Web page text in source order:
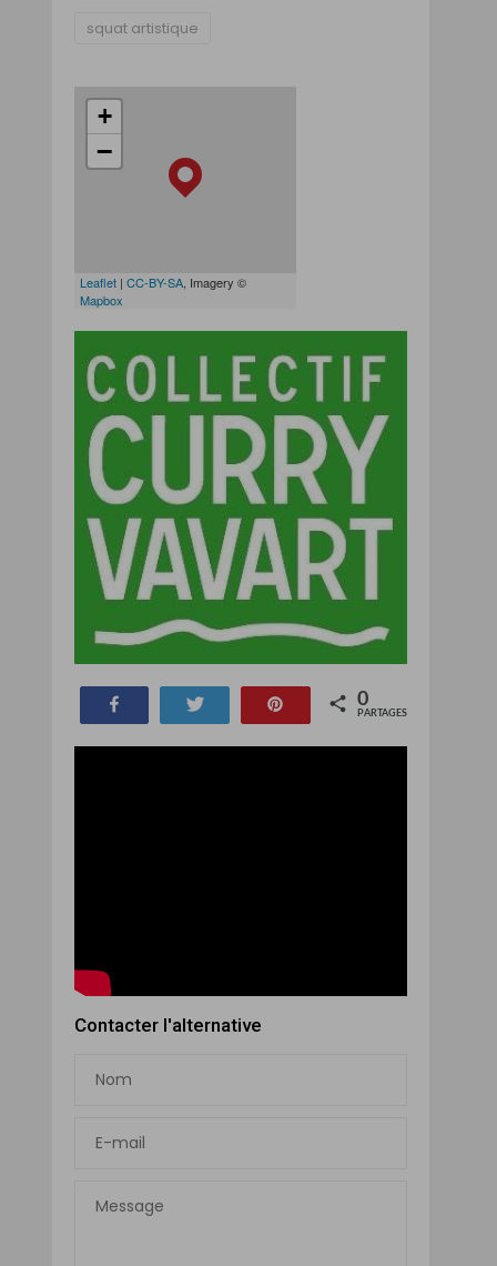
squat artistique
+
−
Leaflet| CC-BY-SA, Imagery ©
Mapbox
Partagez Tweetez Épinglez 0
PARTAGES
Contacter l'alternative